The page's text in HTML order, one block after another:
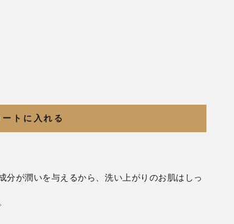
ートに入れる
が潤いを与えるから、洗い上がりのお肌はしっ